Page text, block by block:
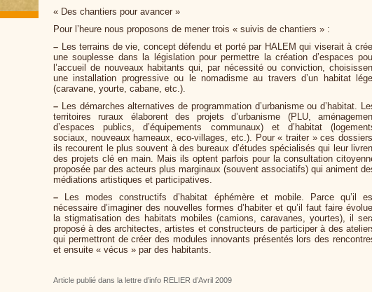
« Des chantiers pour avancer »
Pour l’heure nous proposons de mener trois « suivis de chantiers » :
– Les terrains de vie, concept défendu et porté par HALEM qui viserait à
une souplesse dans la législation pour permettre la création d’espaces
l’accueil de nouveaux habitants qui, par nécessité ou conviction,
une installation progressive ou le nomadisme au travers d’un habitat
(caravane, yourte, cabane, etc.).
– Les démarches alternatives de programmation d’urbanisme ou d’habitat.
territoires ruraux élaborent des projets d’urbanisme (PLU,
d’espaces publics, d’équipements communaux) et d’habitat
sociaux, nouveaux hameaux, eco-villages, etc.). Pour « traiter » ces
ils recourent le plus souvent à des bureaux d’études spécialisés qui leur
des projets clé en main. Mais ils optent parfois pour la consultation
proposée par des acteurs plus marginaux (souvent associatifs) qui animent
médiations artistiques et participatives.
– Les modes constructifs d’habitat éphémère et mobile. Parce qu’il
nécessaire d’imaginer des nouvelles formes d’habiter et qu’il faut faire
la stigmatisation des habitats mobiles (camions, caravanes, yourtes), il
proposé à des architectes, artistes et constructeurs de participer à des
qui permettront de créer des modules innovants présentés lors des
et ensuite « vécus » par des habitants.
Article publié dans la lettre d’info RELIER d’Avril 2009